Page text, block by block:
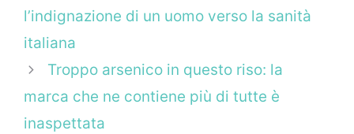
l’indignazione di un uomo verso la sanità
italiana
Troppo arsenico in questo riso: la
marca che ne contiene più di tutte è
inaspettata